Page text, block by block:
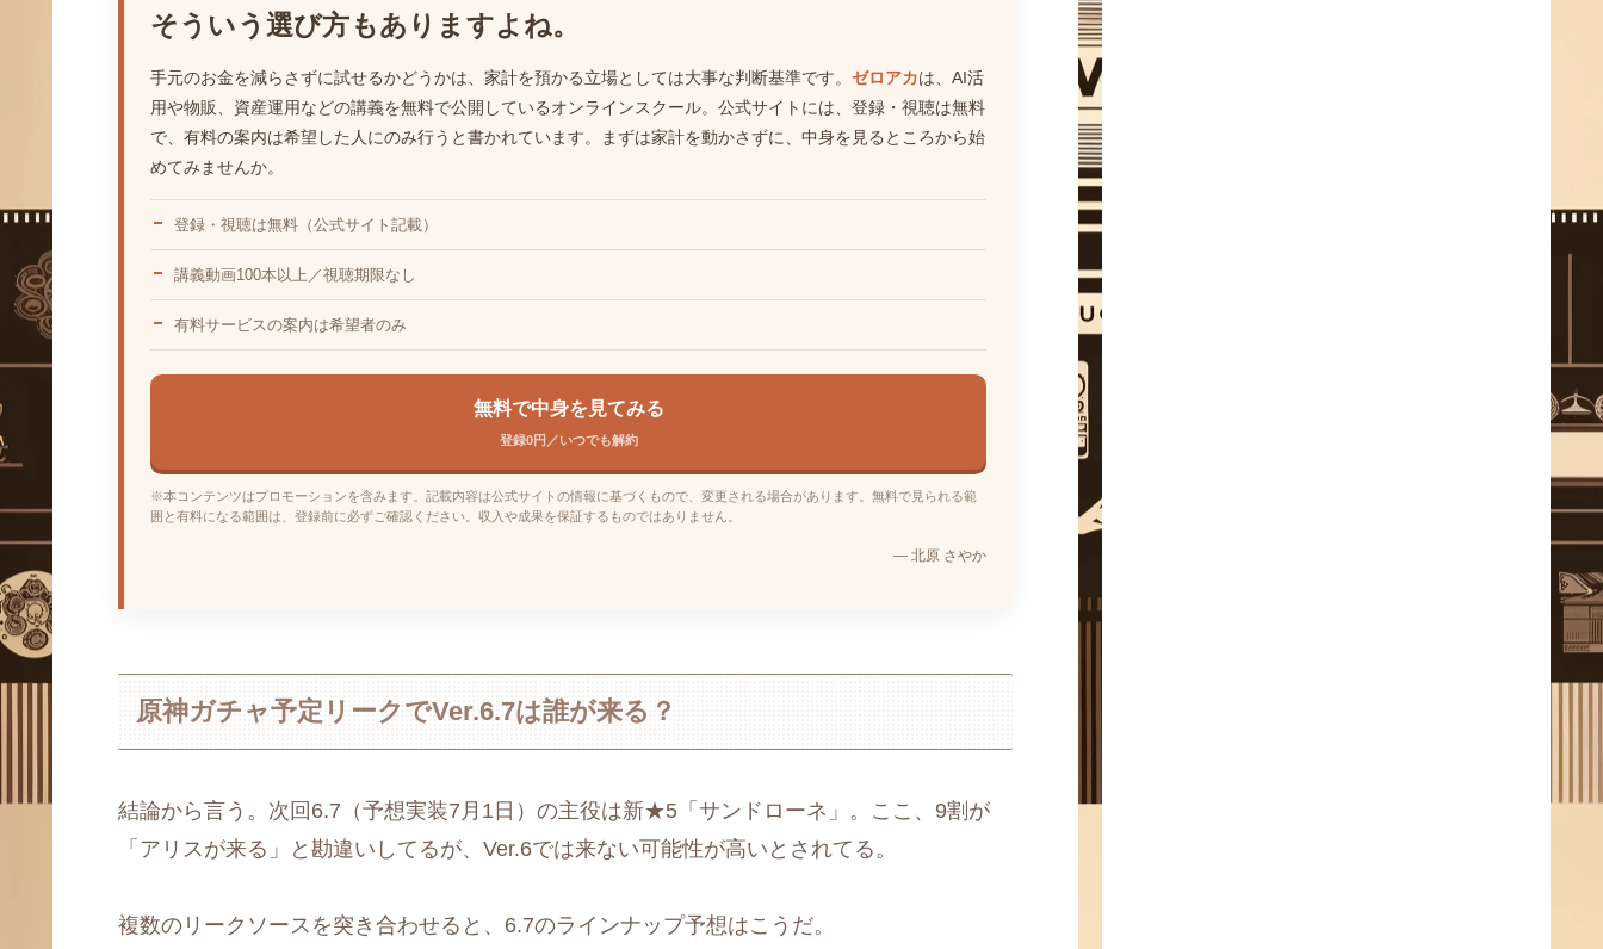
そういう選び方もありますよね。
手元のお金を減らさずに試せるかどうかは、家計を預かる立場としては大事な判断基準です。 ゼロアカは、AI活
用や物販、資産運用などの講義を無料で公開しているオンラインスクール。公式サイトには、登録・視聴は無料
で、有料の案内は希望した人にのみ行うと書かれています。まずは家計を動かさずに、中身を見るところから始
めてみませんか。
登録・視聴は無料（公式サイト記載）
講義動画100本以上／視聴期限なし
有料サービスの案内は希望者のみ
無料で中身を見てみる
登録0円／いつでも解約
※本コンテンツはプロモーションを含みます。記載内容は公式サイトの情報に基づくもので、変更される場合があります。無料で見られる範
囲と有料になる範囲は、登録前に必ずご確認ください。収入や成果を保証するものではありません。
— 北原 さやか
原神ガチャ予定リークでVer.6.7は誰が来る？
結論から言う。次回6.7（予想実装7月1日）の主役は新★5「サンドローネ」。ここ、9割が
「アリスが来る」と勘違いしてるが、Ver.6では来ない可能性が高いとされてる。
複数のリークソースを突き合わせると、6.7のラインナップ予想はこうだ。